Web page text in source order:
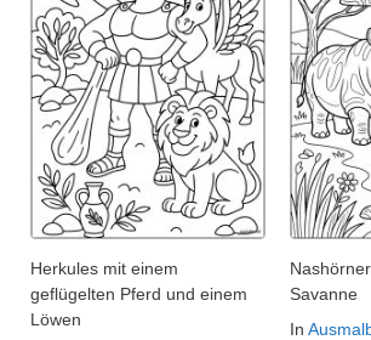
Herkules mit einem
geflügelten Pferd und einem
Löwen
Savanne
In